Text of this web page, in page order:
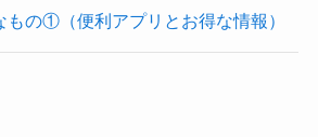
もの①（便利アプリとお得な情報）